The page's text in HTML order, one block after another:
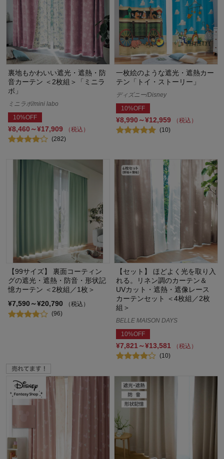
裏地もかわいい遮光・遮熱・防
音カーテン ＜2枚組＞「ミニラ
ボ」
ミニラボ/mini labo
10%OFF
¥8,460～¥17,909
（税込）
(282)
一枚絵のような遮光・遮熱カー
テン「トイ・ストーリー」
ディズニー/Disney
10%OFF
¥8,990～¥12,959
（税込）
(10)
【99サイズ】 裏面コーティン
グの遮光・遮熱・防音・形状記
憶カーテン ＜2枚組／1枚＞
¥7,590～¥20,790
（税込）
(96)
【セット】 ほどよく光を取り入
れる。リネン調のカーテン＆
UVカット・遮熱・遮像レース
カーテンセット ＜4枚組／2枚
組＞
BELLE MAISON DAYS
10%OFF
¥7,821～¥13,581
（税込）
(10)